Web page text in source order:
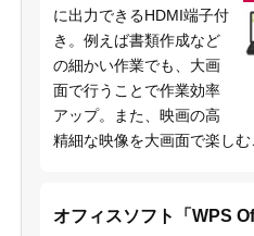
に出力できるHDMI端子付
き。例えば書類作成など
の細かい作業でも、大画
面で行うことで作業効率
アップ。また、映画の高
精細な映像を大画面で楽しむ
オフィスソフト「WPS